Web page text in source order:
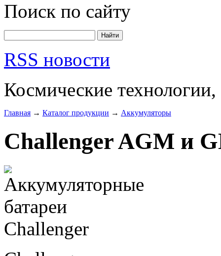
Поиск по сайту
RSS новости
Космические технологии,
Главная → Каталог продукции → Аккумуляторы
Challenger AGM и